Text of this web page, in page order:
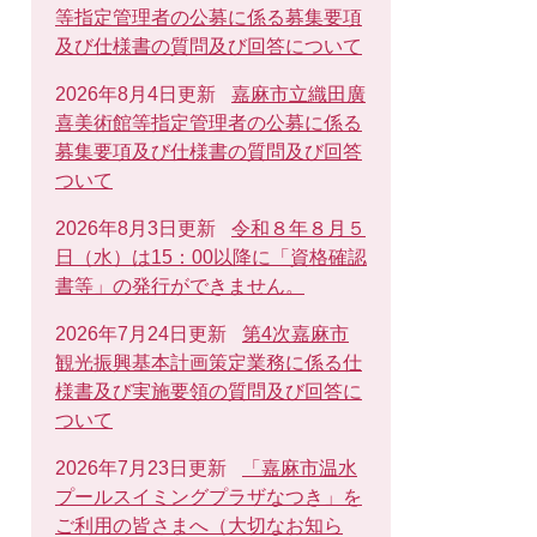
等指定管理者の公募に係る募集要項
及び仕様書の質問及び回答について
2026年8月4日更新
嘉麻市立織田廣
喜美術館等指定管理者の公募に係る
募集要項及び仕様書の質問及び回答
ついて
2026年8月3日更新
令和８年８月５
日（水）は15：00以降に「資格確認
書等」の発行ができません。
2026年7月24日更新
第4次嘉麻市
観光振興基本計画策定業務に係る仕
様書及び実施要領の質問及び回答に
ついて
2026年7月23日更新
「嘉麻市温水
プールスイミングプラザなつき」を
ご利用の皆さまへ（大切なお知ら